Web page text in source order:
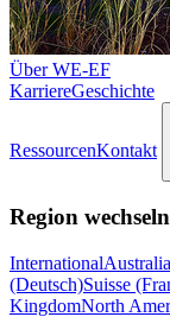
Über WE-EF
KarriereGeschichte
RessourcenKontakt
Region wechseln
International
(Deutsch)Suisse
KingdomNorth